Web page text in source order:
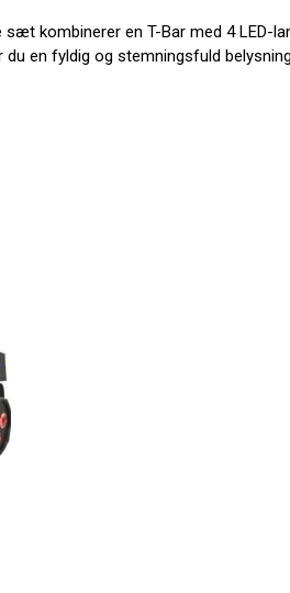
sæt kombinerer en T-Bar med 4 LED-
en fyldig og stemningsfuld